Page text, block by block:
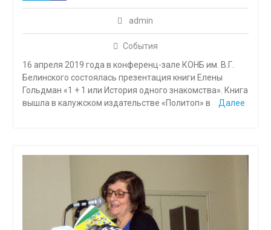
admin
События
16 апреля 2019 года в конференц-зале КОНБ им. В.Г.
Белинского состоялась презентация книги Елены
Гольдман «1 + 1 или История одного знакомства». Книга
вышла в калужском издательстве «Политоп» в
Далее